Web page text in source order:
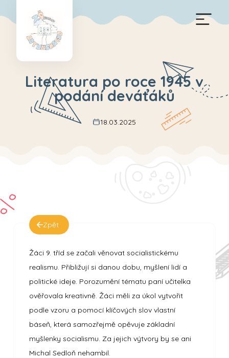
Literatura po roce 1945 v
podání deváťáků
18.03.2025
Zpět
Žáci 9. tříd se začali věnovat socialistickému
realismu. Přibližují si danou dobu, myšlení lidí a
politické ideje. Porozumění tématu paní učitelka
ověřovala kreativně. Žáci měli za úkol vytvořit
podle vzoru a pomocí klíčových slov vlastní
báseň, která samozřejmě opěvuje základní
myšlenky socialismu. Za jejich výtvory by se ani
Michal Sedloň nehambil.